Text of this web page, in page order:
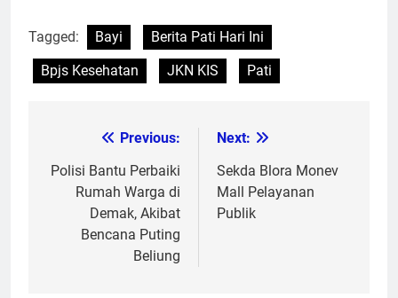
Tagged: Bayi
Berita Pati Hari Ini
Bpjs Kesehatan
JKN KIS Pati
navigation
Previous:
Polisi Bantu Perbaiki
Rumah Warga di
Demak, Akibat
Bencana Puting
Beliung
Next:
Sekda Blora Monev
Mall Pelayanan
Publik